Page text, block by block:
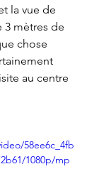
la vue de
3 mètres de
chose
au centre
58ee6c_4fb
1080p/mp